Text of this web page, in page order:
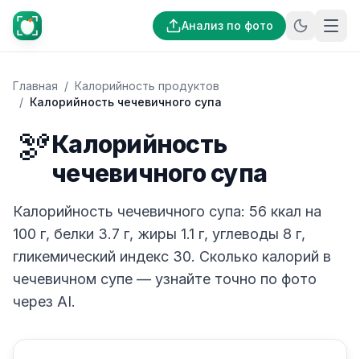
Анализ по фото
Главная / Калорийность продуктов
/ Калорийность чечевичного супа
🫘Калорийность
чечевичного супа
Калорийность чечевичного супа: 56 ккал на
100 г, белки 3.7 г, жиры 1.1 г, углеводы 8 г,
гликемический индекс 30. Сколько калорий в
чечевичном супе — узнайте точно по фото
через AI.